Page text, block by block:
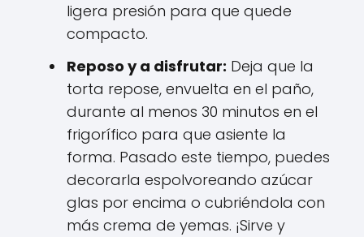
ligera presión para que quede
compacto.
Reposo y a disfrutar: Deja que la
torta repose, envuelta en el paño,
durante al menos 30 minutos en el
frigorífico para que asiente la
forma. Pasado este tiempo, puedes
decorarla espolvoreando azúcar
glas por encima o cubriéndola con
más crema de yemas. ¡Sirve y